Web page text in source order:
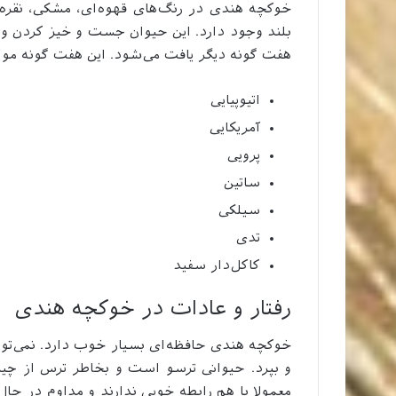
خوکچه هندی در رنگ‌های قهوه‌ای، مشکی،
بلند وجود دارد. این حیوان جست و خیز کردن
هفت گونه دیگر یافت می‌شود. این هفت گونه
اتیوپیایی
آمریکایی
پرویی
ساتین
سیلکی
تدی
کاکل‌دار سفید
رفتار و عادات در خوکچه هندی
خوکچه هندی حافظه‌ای بسیار خوب دارد. نمی‌تواند
و بپرد. حیوانی ترسو است و بخاطر ترس از